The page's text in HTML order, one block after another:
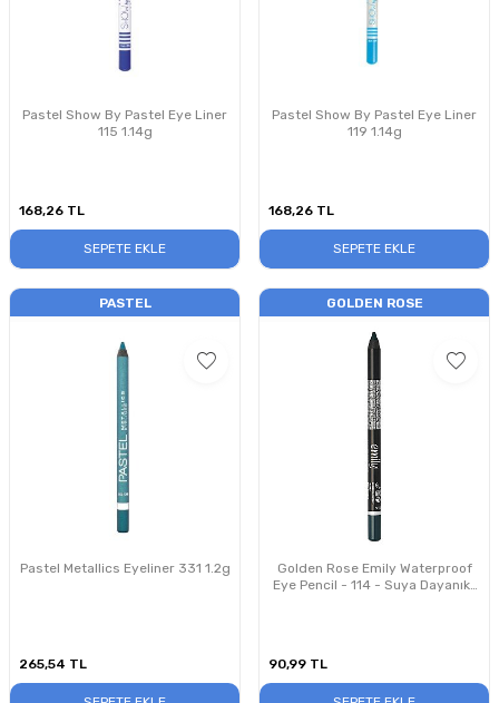
Pastel Show By Pastel Eye Liner
115 1.14g
168,26 TL
SEPETE EKLE
Pastel Show By Pastel Eye Liner
119 1.14g
168,26 TL
SEPETE EKLE
PASTEL
Pastel Metallics Eyeliner 331 1.2g
265,54 TL
GOLDEN ROSE
Golden Rose Emily Waterproof
Eye Pencil - 114 - Suya Dayanıklı
90,99 TL